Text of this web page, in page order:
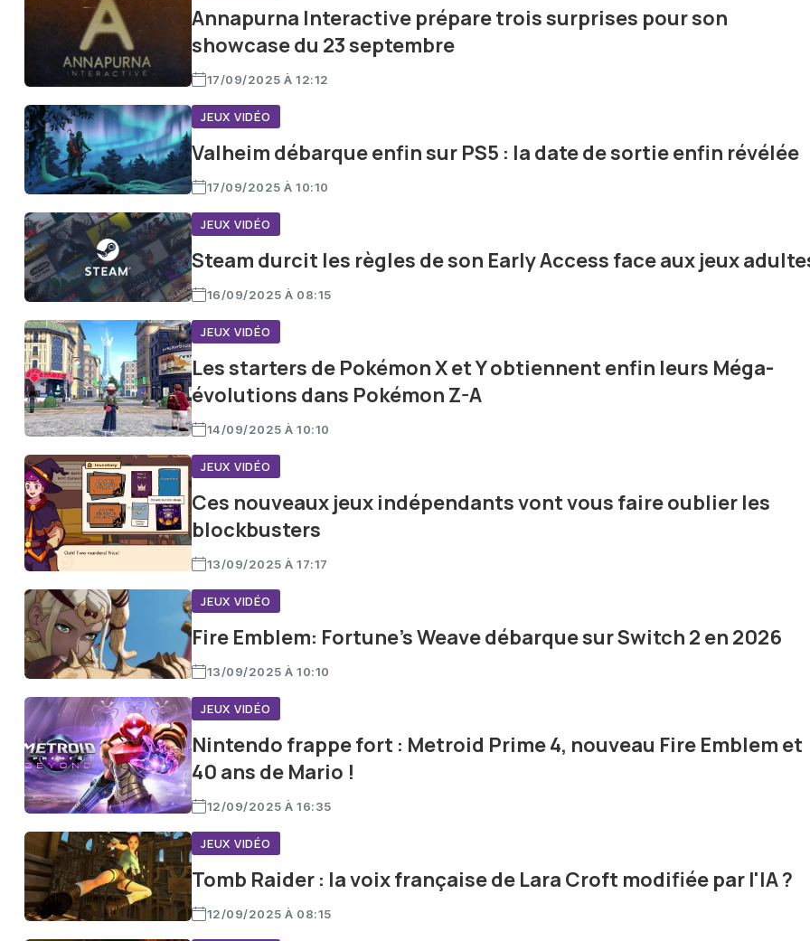
Annapurna Interactive prépare trois surprises pour son
showcase du 23 septembre
17/09/2025 À 12:12
JEUX VIDÉO
Valheim débarque enfin sur PS5 : la date de sortie enfin révélée
17/09/2025 À 10:10
JEUX VIDÉO
Steam durcit les règles de son Early Access face aux jeux
16/09/2025 À 08:15
JEUX VIDÉO
Les starters de Pokémon X et Y obtiennent enfin leurs Méga-
évolutions dans Pokémon Z-A
14/09/2025 À 10:10
JEUX VIDÉO
Ces nouveaux jeux indépendants vont vous faire oublier les
blockbusters
13/09/2025 À 17:17
JEUX VIDÉO
Fire Emblem: Fortune's Weave débarque sur Switch 2 en 2026
13/09/2025 À 10:10
JEUX VIDÉO
Nintendo frappe fort : Metroid Prime 4, nouveau Fire Emblem et
40 ans de Mario !
12/09/2025 À 16:35
JEUX VIDÉO
Tomb Raider : la voix française de Lara Croft modifiée par l'IA ?
12/09/2025 À 08:15